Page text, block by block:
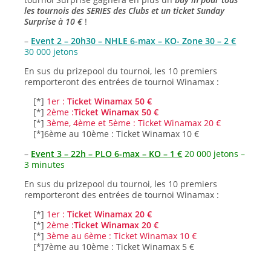
les tournois des SERIES des Clubs et un ticket Sunday
Surprise à 10 € !
– Event 2 – 20h30 – NHLE 6-max – KO- Zone 30 – 2 €
30 000 jetons
En sus du prizepool du tournoi, les 10 premiers
remporteront des entrées de tournoi Winamax :
[*] 1er :Ticket Winamax 50 €
[*] 2ème :Ticket Winamax 50 €
[*] 3ème, 4ème et 5ème : Ticket Winamax 20 €
[*]6ème au 10ème : Ticket Winamax 10 €
– Event 3 – 22h – PLO 6-max – KO – 1 € 20 000 jetons –
3 minutes
En sus du prizepool du tournoi, les 10 premiers
remporteront des entrées de tournoi Winamax :
[*] 1er :Ticket Winamax 20 €
[*] 2ème :Ticket Winamax 20 €
[*] 3ème au 6ème : Ticket Winamax 10 €
[*]7ème au 10ème : Ticket Winamax 5 €